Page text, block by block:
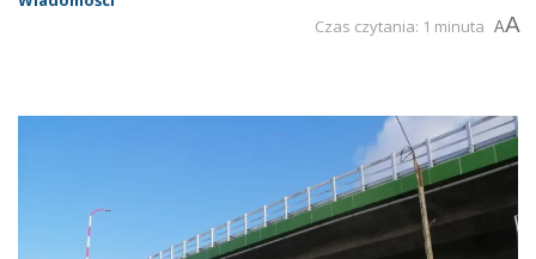
Czas czytania: 1 minuta AA